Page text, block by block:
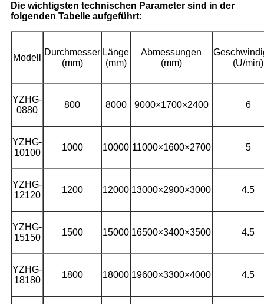
Die wichtigsten technischen Parameter sind in der
folgenden Tabelle aufgeführt:
Modell
Durchmesser
(mm)
Länge
(mm)
Abmessungen
(mm)
(U/min)
YZHG-
0880
800 8000 9000×1700×2400 6
YZHG-
10100
1000 10000 11000×1600×2700 5
YZHG-
12120
1200 12000 13000×2900×3000 4.5
YZHG-
15150
1500 15000 16500×3400×3500 4.5
YZHG-
18180
1800 18000 19600×3300×4000 4.5